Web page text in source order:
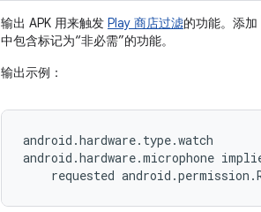
输出 APK 用来触发 Play 商店过滤的功能。添加
中包含标记为“非必需”的功能。
输出示例：
android.hardware.type.watch
android.hardware.microphone
requested